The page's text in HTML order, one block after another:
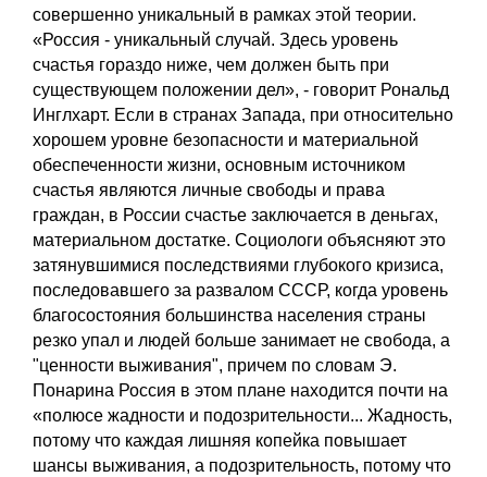
совершенно уникальный в рамках этой теории.
«Россия - уникальный случай. Здесь уровень
счастья гораздо ниже, чем должен быть при
существующем положении дел», - говорит Рональд
Инглхарт. Если в странах Запада, при относительно
хорошем уровне безопасности и материальной
обеспеченности жизни, основным источником
счастья являются личные свободы и права
граждан, в России счастье заключается в деньгах,
материальном достатке. Социологи объясняют это
затянувшимися последствиями глубокого кризиса,
последовавшего за развалом СССР, когда уровень
благосостояния большинства населения страны
резко упал и людей больше занимает не свобода, а
"ценности выживания", причем по словам Э.
Понарина Россия в этом плане находится почти на
«полюсе жадности и подозрительности... Жадность,
потому что каждая лишняя копейка повышает
шансы выживания, а подозрительность, потому что